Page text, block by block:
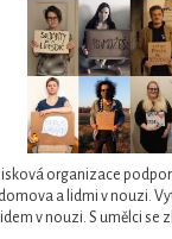
organizace
a lidmi v nouzi.
v nouzi. S umělci se